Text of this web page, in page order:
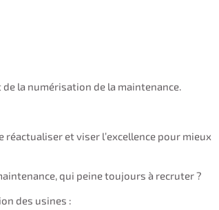
la numérisation de la maintenance.
et viser l’excellence pour mieux
qui peine toujours à recruter ?
des usines :